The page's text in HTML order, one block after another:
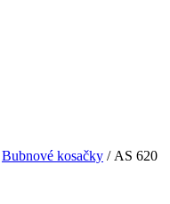
Bubnové kosačky / AS 620